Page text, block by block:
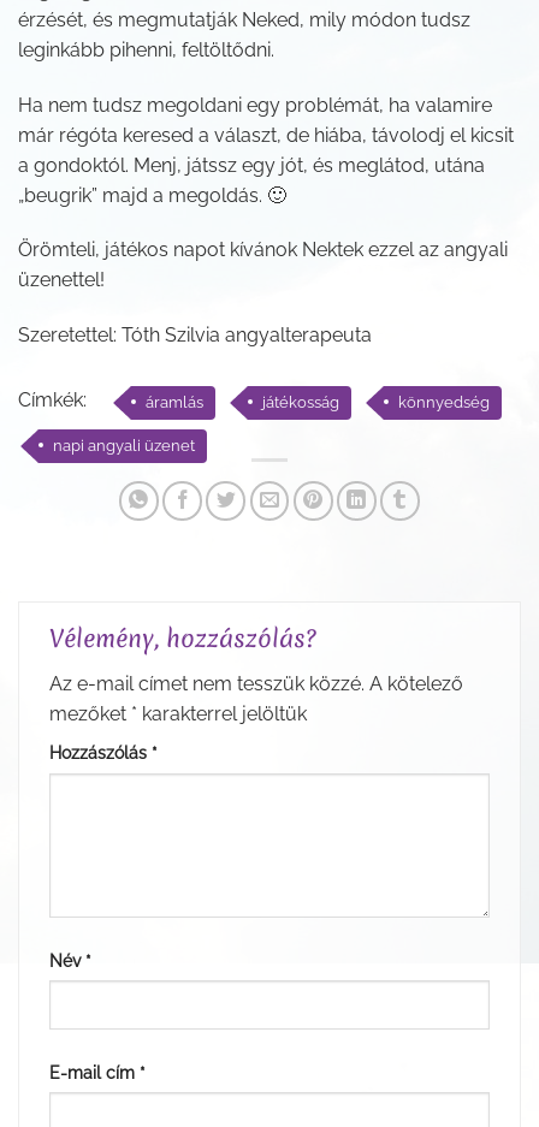
érzését, és megmutatják Neked, mily módon tudsz
leginkább pihenni, feltöltődni.
Ha nem tudsz megoldani egy problémát, ha valamire
már régóta keresed a választ, de hiába, távolodj el kicsit
a gondoktól. Menj, játssz egy jót, és meglátod, utána
„beugrik” majd a megoldás. 🙂
Örömteli, játékos napot kívánok Nektek ezzel az angyali
üzenettel!
Szeretettel: Tóth Szilvia angyalterapeuta
Címkék: áramlás játékosság könnyedség
napi angyali üzenet
Vélemény, hozzászólás?
Az e-mail címet nem tesszük közzé. A kötelező
mezőket * karakterrel jelöltük
Hozzászólás *
Név *
E-mail cím *